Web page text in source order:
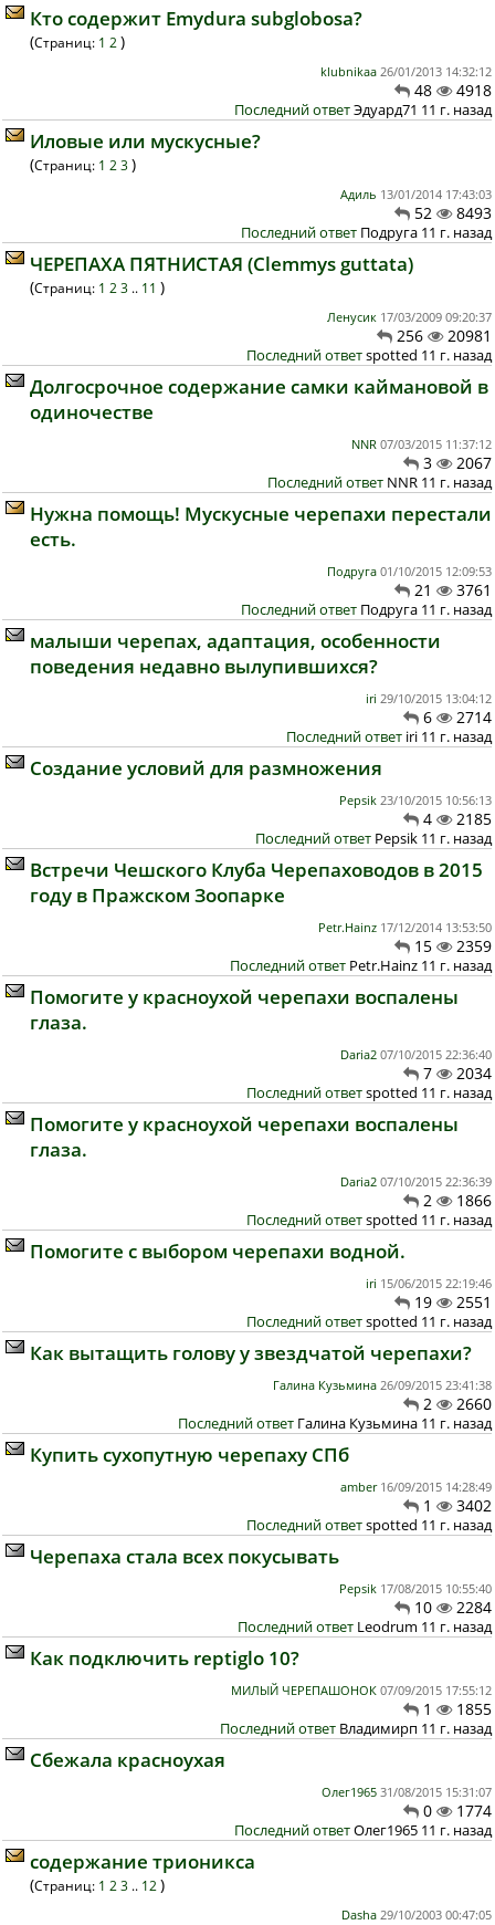
Кто содержит Emydura subglobosa?
(Страниц: 1 2 )
klubnikaa 26/01/2013 14:32:12
48 4918
Последний ответЭдуард71 11 г. назад
Иловые или мускусные?
(Страниц: 1 2 3 )
Адиль 13/01/2014 17:43:03
52 8493
Последний ответ Подруга 11 г. назад
ЧЕРЕПАХА ПЯТНИСТАЯ (Clemmys guttata)
(Страниц: 1 2 3 .. 11 )
Ленусик 17/03/2009 09:20:37
256 20981
Последний ответspotted 11 г. назад
Долгосрочное содержание самки каймановой в
одиночестве
NNR 07/03/2015 11:37:12
3 2067
Последний ответ NNR 11 г. назад
Нужна помощь! Мускусные черепахи перестали
есть.
Подруга 01/10/2015 12:09:53
21 3761
Последний ответ Подруга 11 г. назад
малыши черепах, адаптация, особенности
поведения недавно вылупившихся?
iri 29/10/2015 13:04:12
6 2714
Последний ответ iri 11 г. назад
Создание условий для размножения
Pepsik 23/10/2015 10:56:13
4 2185
Последний ответ Pepsik 11 г. назад
Встречи Чешского Клуба Черепаховодов в 2015
году в Пражском Зоопарке
Petr.Hainz 17/12/2014 13:53:50
15 2359
Последний ответ Petr.Hainz 11 г. назад
Помогите у красноухой черепахи воспалены
глаза.
Daria2 07/10/2015 22:36:40
7 2034
Последний ответspotted 11 г. назад
Помогите у красноухой черепахи воспалены
глаза.
Daria2 07/10/2015 22:36:39
2 1866
Последний ответspotted 11 г. назад
Помогите с выбором черепахи водной.
iri 15/06/2015 22:19:46
19 2551
Последний ответspotted 11 г. назад
Как вытащить голову у звездчатой черепахи?
Галина Кузьмина 26/09/2015 23:41:38
2 2660
Последний ответ Галина Кузьмина 11 г. назад
Купить сухопутную черепаху СПб
аmber 16/09/2015 14:28:49
1 3402
Последний ответspotted 11 г. назад
Черепаха стала всех покусывать
Pepsik 17/08/2015 10:55:40
10 2284
Последний ответ Leodrum 11 г. назад
Как подключить reptiglo 10?
МИЛЫЙ ЧЕРЕПАШОНОК 07/09/2015 17:55:12
1 1855
Последний ответ Владимирп 11 г. назад
Сбежала красноухая
Олег1965 31/08/2015 15:31:07
0 1774
Последний ответОлег1965 11 г. назад
содержание трионикса
(Страниц: 1 2 3 .. 12 )
Dasha 29/10/2003 00:47:05